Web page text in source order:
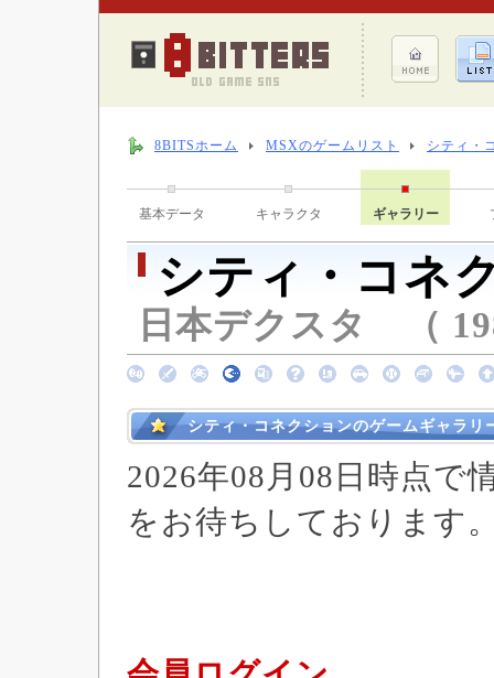
8BITSホーム MSXのゲームリスト シティ・
基本データ キャラクタ ギャラリー
シティ・コネ
日本デクスタ （
シティ・コネクションのゲームギャラリ
2026年08月08日時点で
をお待ちしております